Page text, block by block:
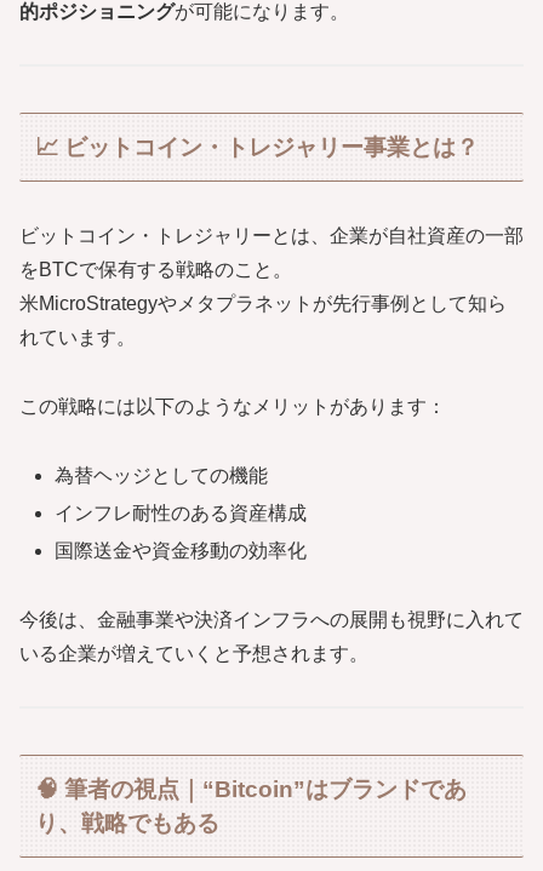
的ポジショニングが可能になります。
📈 ビットコイン・トレジャリー事業とは？
ビットコイン・トレジャリーとは、企業が自社資産の一部
をBTCで保有する戦略のこと。
米MicroStrategyやメタプラネットが先行事例として知ら
れています。
この戦略には以下のようなメリットがあります：
為替ヘッジとしての機能
インフレ耐性のある資産構成
国際送金や資金移動の効率化
今後は、金融事業や決済インフラへの展開も視野に入れて
いる企業が増えていくと予想されます。
🧠 筆者の視点｜“Bitcoin”はブランドであ
り、戦略でもある